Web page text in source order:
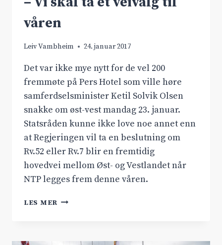
våren
Leiv Vambheim 24. januar 2017
Det var ikke mye nytt for de vel 200
fremmøte på Pers Hotel som ville høre
samferdselsminister Ketil Solvik Olsen
snakke om øst-vest mandag 23. januar.
Statsråden kunne ikke love noe annet enn
at Regjeringen vil ta en beslutning om
Rv.52 eller Rv.7 blir en fremtidig
hovedvei mellom Øst- og Vestlandet når
NTP legges frem denne våren.
LES MER –